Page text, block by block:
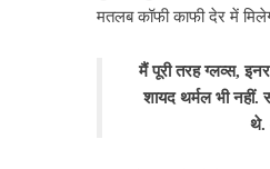
मतलब कॉफी काफी देर में
मैं पूरी तरह ग्लव्स,
शायद थर्मल भी नहीं.
थे.